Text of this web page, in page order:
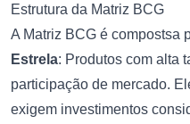
Estrutura da Matriz BCG
A Matriz BCG é compostsa
Estrela: Produtos com alta
participação de mercado.
exigem investimentos